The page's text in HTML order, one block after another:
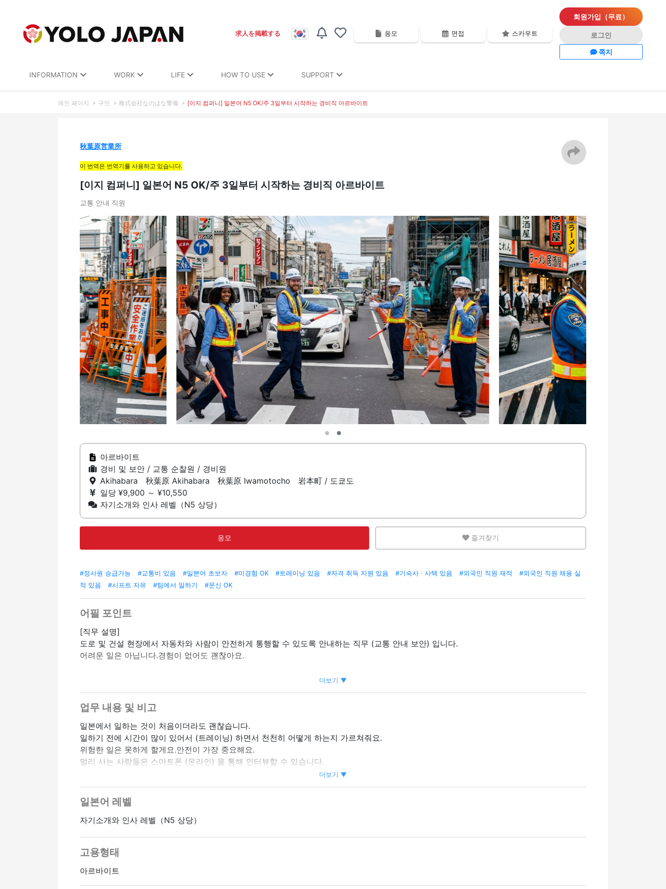
求人を掲載する 응모 면접 스카우트
회원가입（무료）
로그인
쪽지
INFORMATION WORK LIFE HOW TO USE SUPPORT
메인 페이지 구인 株式会社なのはな警備 [이지 컴퍼니] 일본어 N5 OK/주 3일부터 시작하는 경비직 아르바이트
秋葉原営業所
이 번역은 번역기를 사용하고 있습니다.
[이지 컴퍼니] 일본어 N5 OK/주 3일부터 시작하는 경비직 아르바이트
교통 안내 직원
아르바이트
경비 및 보안 / 교통 순찰원 / 경비원
Akihabara 秋葉原 Akihabara 秋葉原 Iwamotocho 岩本町 / 도쿄도
일당 ¥9,900 ～ ¥10,550
자기소개와 인사 레벨（N5 상당）
응모 즐겨찾기
#정사원 승급가능 #교통비 있음 #일본어 초보자 #미경험 OK #트레이닝 있음 #자격 취득 지원 있음 #기숙사 · 사택 있음 #외국인 직원 재적
#외국인 직원 채용 실
적 있음
#시프트 자유 #팀에서 일하기 #문신 OK
어필 포인트
[직무 설명]
도로 및 건설 현장에서 자동차와 사람이 안전하게 통행할 수 있도록 안내하는 직무 (교통 안내 보안) 입니다.
어려운 일은 아닙니다.경험이 없어도 괜찮아요.
・영주권자
・정착민
・배우자
*이 비자를 소지한 사람만 신청할 수 있습니다.
[안전 및 실습 (교육) 에 대하여]
회사는 고객의 “안전”을 가장 중요하게 생각합니다.
출근 전에 꼼꼼하게 연습 (트레이닝) 할 시간이 충분해요.
경험이 없는 사람도 안심하고 일을 시작할 수 있습니다.
[시간과 휴식]
· 주 3일부터 일할 수 있습니다.(더 일할 수 있습니다)
[급여 (돈)]
더보기 ▼
업무 내용 및 비고
일본에서 일하는 것이 처음이더라도 괜찮습니다.
일하기 전에 시간이 많이 있어서 (트레이닝) 하면서 천천히 어떻게 하는지 가르쳐줘요.
위험한 일은 못하게 할게요.안전이 가장 중요해요.
멀리 사는 사람들은 스마트폰 (온라인) 을 통해 인터뷰할 수 있습니다.
[특별 자금 (수당)]
급여 외에도 플러스머니가 많이 있습니다.
・자격 수당
・일을 많이 하는 사람들을 위한 수당 (계속 근로 수당)
・긴급 근무 수당 (당일 수당)
더보기 ▼
일본어 레벨
자기소개와 인사 레벨（N5 상당）
고용형태
아르바이트